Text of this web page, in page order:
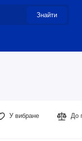
Знайти
У вибране До